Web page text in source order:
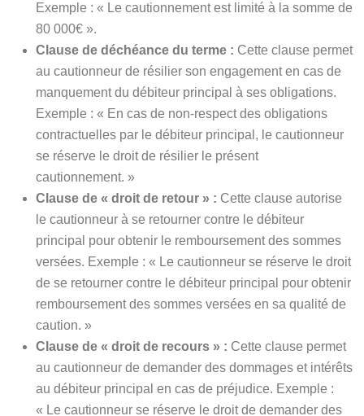
Exemple : « Le cautionnement est limité à la somme de
80 000€ ».
Clause de déchéance du terme : Cette clause permet
au cautionneur de résilier son engagement en cas de
manquement du débiteur principal à ses obligations.
Exemple : « En cas de non-respect des obligations
contractuelles par le débiteur principal, le cautionneur
se réserve le droit de résilier le présent
cautionnement. »
Clause de « droit de retour » : Cette clause autorise
le cautionneur à se retourner contre le débiteur
principal pour obtenir le remboursement des sommes
versées. Exemple : « Le cautionneur se réserve le droit
de se retourner contre le débiteur principal pour obtenir
remboursement des sommes versées en sa qualité de
caution. »
Clause de « droit de recours » : Cette clause permet
au cautionneur de demander des dommages et intérêts
au débiteur principal en cas de préjudice. Exemple :
« Le cautionneur se réserve le droit de demander des